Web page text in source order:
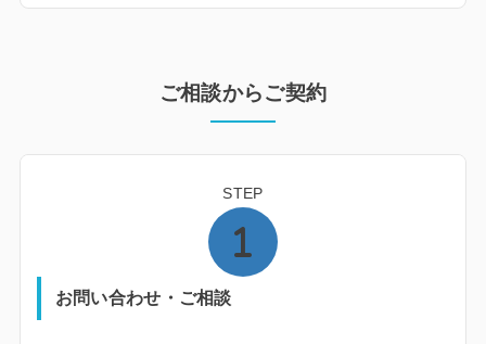
ご相談からご契約
STEP
お問い合わせ・ご相談